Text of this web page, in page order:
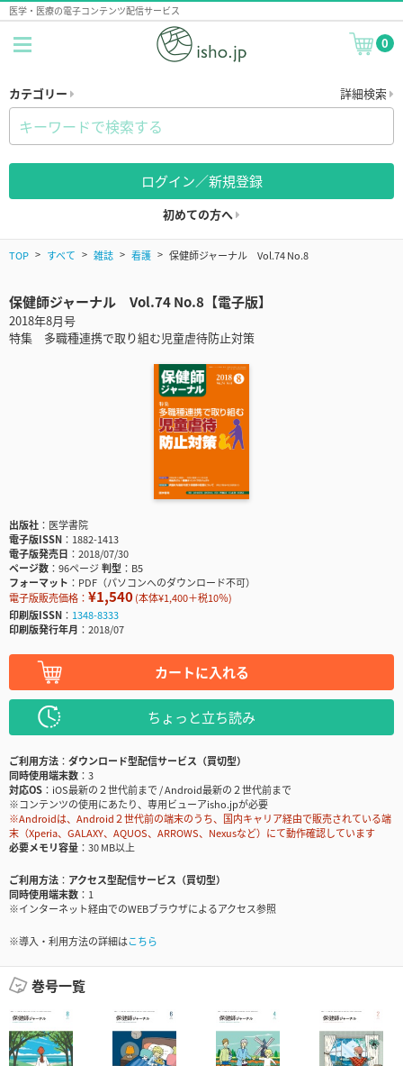
医学・医療の電子コンテンツ配信サービス
0
カテゴリー 詳細検索
ログイン／新規登録
初めての方へ
TOP すべて 雑誌 看護 保健師ジャーナル Vol.74 No.8
保健師ジャーナル Vol.74 No.8【電子版】
2018年8月号
特集 多職種連携で取り組む児童虐待防止対策
出版社
医学書院
電子版ISSN
1882-1413
電子版発売日
2018/07/30
ページ数
96ページ判型
B5
フォーマット
PDF（パソコンへのダウンロード不可）
電子版販売価格： ¥1,540(本体¥1,400＋税10％)
印刷版ISSN
1348-8333
印刷版発行年月
2018/07
カートに入れる
ちょっと立ち読み
ご利用方法
ダウンロード型配信サービス（買切型）
同時使用端末数
3
対応OS
iOS最新の２世代前まで / Android最新の２世代前まで
※コンテンツの使用にあたり、専用ビューアisho.jpが必要
※Androidは、Android２世代前の端末のうち、国内キャリア経由で販売されている端
末（Xperia、GALAXY、AQUOS、ARROWS、Nexusなど）にて動作確認しています
必要メモリ容量
30 MB以上
ご利用方法
アクセス型配信サービス（買切型）
同時使用端末数
1
※インターネット経由でのWEBブラウザによるアクセス参照
※導入・利用方法の詳細はこちら
巻号一覧